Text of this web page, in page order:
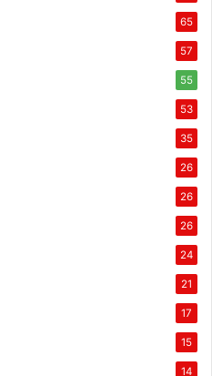
65
57
55
53
35
26
26
26
24
21
17
15
14